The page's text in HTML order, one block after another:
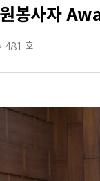
봉사자
481 회